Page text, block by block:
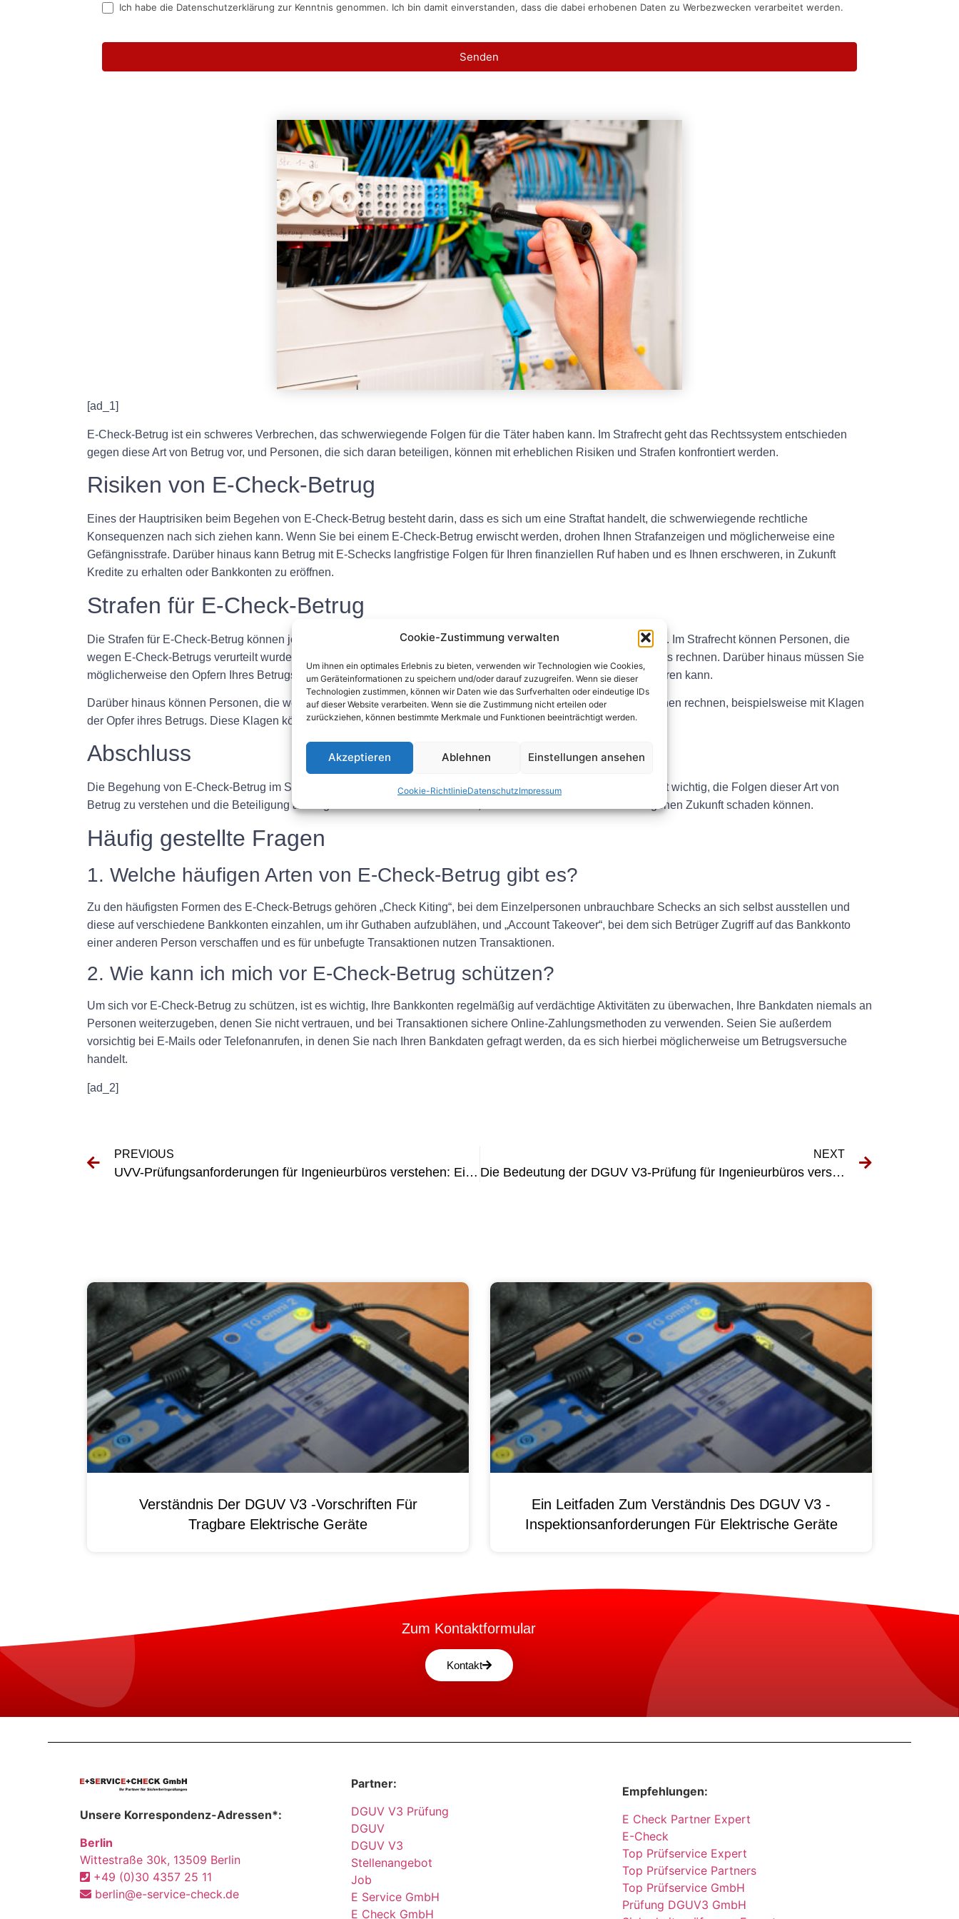
Cookie-Zustimmung verwalten
Um ihnen ein optimales Erlebnis zu bieten, verwenden wir Technologien wie Cookies,
um Geräteinformationen zu speichern und/oder darauf zuzugreifen. Wenn sie dieser
Technologien zustimmen, können wir Daten wie das Surfverhalten oder eindeutige IDs
auf dieser Website verarbeiten. Wenn sie die Zustimmung nicht erteilen oder
zurückziehen, können bestimmte Merkmale und Funktionen beeinträchtigt werden.
Akzeptieren Ablehnen Einstellungen ansehen
Cookie-RichtlinieDatenschutzImpressum
Ich habe die Datenschutzerklärung zur Kenntnis genommen. Ich bin damit einverstanden, dass die dabei erhobenen Daten zu Werbezwecken verarbeitet werden.
Senden
[ad_1]
E-Check-Betrug ist ein schweres Verbrechen, das schwerwiegende Folgen für die Täter haben kann. Im Strafrecht geht das Rechtssystem entschieden
gegen diese Art von Betrug vor, und Personen, die sich daran beteiligen, können mit erheblichen Risiken und Strafen konfrontiert werden.
Risiken von E-Check-Betrug
Eines der Hauptrisiken beim Begehen von E-Check-Betrug besteht darin, dass es sich um eine Straftat handelt, die schwerwiegende rechtliche
Konsequenzen nach sich ziehen kann. Wenn Sie bei einem E-Check-Betrug erwischt werden, drohen Ihnen Strafanzeigen und möglicherweise eine
Gefängnisstrafe. Darüber hinaus kann Betrug mit E-Schecks langfristige Folgen für Ihren finanziellen Ruf haben und es Ihnen erschweren, in Zukunft
Kredite zu erhalten oder Bankkonten zu eröffnen.
Strafen für E-Check-Betrug
Die Strafen für E-Check-Betrug können je nach Schwere des Vergehens und den Gesetzen in Ihrem Land variieren. Im Strafrecht können Personen, die
wegen E-Check-Betrugs verurteilt wurden, mit Geldstrafen, Bewährung, gemeinnütziger Arbeit oder sogar Gefängnis rechnen. Darüber hinaus müssen Sie
möglicherweise den Opfern Ihres Betrugs eine Entschädigung zahlen, die sich auf erhebliche Geldbeträge summieren kann.
Darüber hinaus können Personen, die wegen E-Check-Betrugs verurteilt wurden, auch mit zivilrechtlichen Sanktionen rechnen, beispielsweise mit Klagen
der Opfer ihres Betrugs. Diese Klagen können zu zusätzlichen Geldstrafen und einer Rufschädigung führen.
Abschluss
Die Begehung von E-Check-Betrug im Strafrecht kann schwerwiegende Risiken und Strafen mit sich bringen. Es ist wichtig, die Folgen dieser Art von
Betrug zu verstehen und die Beteiligung an illegalen Aktivitäten zu vermeiden, die anderen schaden und Ihrer eigenen Zukunft schaden können.
Häufig gestellte Fragen
1. Welche häufigen Arten von E-Check-Betrug gibt es?
Zu den häufigsten Formen des E-Check-Betrugs gehören „Check Kiting“, bei dem Einzelpersonen unbrauchbare Schecks an sich selbst ausstellen und
diese auf verschiedene Bankkonten einzahlen, um ihr Guthaben aufzublähen, und „Account Takeover“, bei dem sich Betrüger Zugriff auf das Bankkonto
einer anderen Person verschaffen und es für unbefugte Transaktionen nutzen Transaktionen.
2. Wie kann ich mich vor E-Check-Betrug schützen?
Um sich vor E-Check-Betrug zu schützen, ist es wichtig, Ihre Bankkonten regelmäßig auf verdächtige Aktivitäten zu überwachen, Ihre Bankdaten niemals an
Personen weiterzugeben, denen Sie nicht vertrauen, und bei Transaktionen sichere Online-Zahlungsmethoden zu verwenden. Seien Sie außerdem
vorsichtig bei E-Mails oder Telefonanrufen, in denen Sie nach Ihren Bankdaten gefragt werden, da es sich hierbei möglicherweise um Betrugsversuche
handelt.
[ad_2]
PREVIOUS
UVV-Prüfungsanforderungen für Ingenieurbüros verstehen: Ein umfassender Leitfaden
NEXT
Die Bedeutung der DGUV V3-Prüfung für Ingenieurbüros verstehen
Verständnis Der DGUV V3 -Vorschriften Für
Tragbare Elektrische Geräte
Ein Leitfaden Zum Verständnis Des DGUV V3 -
Inspektionsanforderungen Für Elektrische Geräte
Zum Kontaktformular
Kontakt
Unsere Korrespondenz-Adressen*:
Berlin
Wittestraße 30k, 13509 Berlin
+49 (0)30 4357 25 11
berlin@e-service-check.de
Partner:
DGUV V3 Prüfung
DGUV
DGUV V3
Stellenangebot
Job
E Service GmbH
E Check GmbH
Empfehlungen:
E Check Partner Expert
E-Check
Top Prüfservice Expert
Top Prüfservice Partners
Top Prüfservice GmbH
Prüfung DGUV3 GmbH